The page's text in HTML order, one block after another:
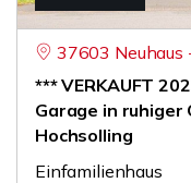
37603 Neuhaus
*** VERKAUFT
Garage in ruhiger
Hochsolling
Einfamilienhaus